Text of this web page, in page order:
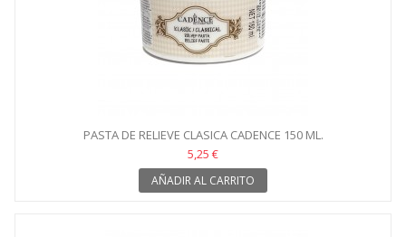
PASTA DE RELIEVE CLASICA CADENCE 150 ML.
5,25 €
AÑADIR AL CARRITO